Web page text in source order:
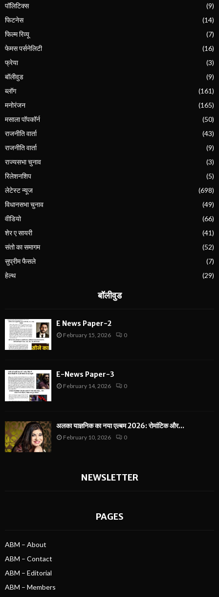
पॉलिटिक्स
(9)
फिटनेस
(14)
फिल्म रिव्यू
(7)
फेमस पर्सनेलिटी
(16)
फ्रेया
(3)
बॉलीवुड
(9)
ब्लॉग
(161)
मनोरंजन
(165)
मसाला पॉपकॉर्न
(50)
राजनीति वार्ता
(43)
राजनीति वार्ता
(9)
राज्यसभा चुनाव
(3)
रिलेशनशिप
(5)
लेटेस्ट न्यूज
(698)
विधानसभा चुनाव
(49)
वीडियो
(66)
शेर ए सायरी
(41)
संतो का समागम
(52)
सुप्रीम फैसले
(7)
हेल्थ
(29)
बॉलीवुड
E News Paper-2
February 15, 2026 0
E-News Paper-3
February 14, 2026 0
अलका याज्ञनिक का नया एल्बम 2026: रोमांटिक और...
February 10, 2026 0
NEWSLETTER
PAGES
ABM – About
ABM – Contact
ABM – Editorial
ABM – Members